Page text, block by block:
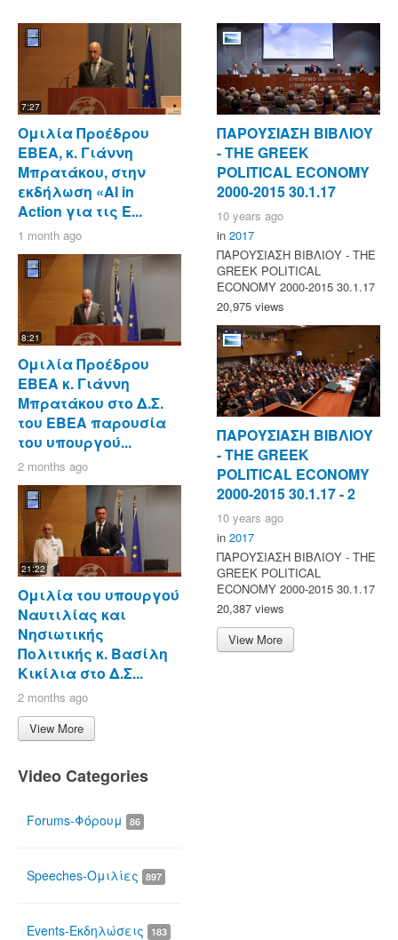
7:27
Ομιλία Προέδρου
ΕΒΕΑ, κ. Γιάννη
Μπρατάκου, στην
εκδήλωση «AI in
Action για τις Ε...
1 month ago
8:21
Ομιλία Προέδρου
ΕΒΕΑ κ. Γιάννη
Μπρατάκου στο Δ.Σ.
του ΕΒΕΑ παρουσία
του υπουργού...
2 months ago
21:22
Ομιλία του υπουργού
Ναυτιλίας και
Νησιωτικής
Πολιτικής κ. Βασίλη
Κικίλια στο Δ.Σ...
2 months ago
View More
Video Categories
Forums-Φόρουμ 86
Speeches-Ομιλίες 897
Events-Εκδηλώσεις 183
ΠΑΡΟΥΣΙΑΣΗ ΒΙΒΛΙΟΥ
- ΤΗΕ GREEK
POLITICAL ECONOMY
2000-2015 30.1.17
10 years ago
in 2017
ΠΑΡΟΥΣΙΑΣΗ ΒΙΒΛΙΟΥ - ΤΗΕ
GREEK POLITICAL
ECONOMY 2000-2015 30.1.17
20,975 views
ΠΑΡΟΥΣΙΑΣΗ ΒΙΒΛΙΟΥ
- ΤΗΕ GREEK
POLITICAL ECONOMY
2000-2015 30.1.17 - 2
10 years ago
in 2017
ΠΑΡΟΥΣΙΑΣΗ ΒΙΒΛΙΟΥ - ΤΗΕ
GREEK POLITICAL
ECONOMY 2000-2015 30.1.17
20,387 views
View More